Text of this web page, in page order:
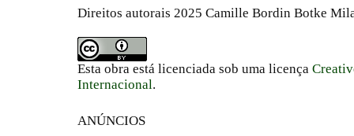
Direitos autorais 2025 Camille Bordin Botke
Esta obra está licenciada sob uma licença
Internacional.
ANÚNCIOS